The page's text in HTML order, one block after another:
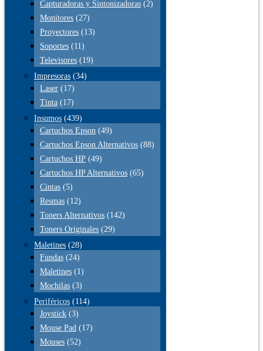
Capturadoras y Sintonizadoras (2)
Monitores (27)
Proyectores (13)
Soportes (11)
Televisores (19)
Impresoras (34)
Laser (17)
Tinta (17)
Insumos (439)
Cartuchos Epson (49)
Cartuchos Epson Alternativos (88)
Cartuchos HP (49)
Cartuchos HP Alternativos (65)
Cintas (5)
Resmas (12)
Toners Alternativos (142)
Toners Originales (29)
Maletines (28)
Fundas (24)
Maletines (1)
Mochilas (3)
Periféricos (114)
Joystick (3)
Mouse Pad (17)
Mouses (52)